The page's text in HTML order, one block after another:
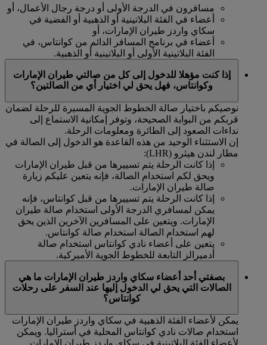
مسافرون في الدرجة الأولى أو درجة رجال الأعمال، أو
أعضاء في الفئة البلاتينية أو الذهبية أو الفضية في
سكاي واردز طيران الإمارات، أو
أعضاء في برنامج المسافر الدائم من كوانتاس، في
الفئة البلاتينية الأولى أو البلاتينية أو الذهبية.
إذا كنت مؤهلا للدخول إلى كل من صالتي طيران الإمارات
وكوانتاس، فهل يحق لي اختيار أي من الصالتين؟
نوصيكم باختيار صالة الخطوط الجوية المسيرة للرحلة لضمان
قربكم من البوابة الصحيحة، وتوفر إمكانية الاستماع إلى
نداءات الصعود إلى الطائرة ومعلومات الرحلة.
إن الاستثناء الوحيد من هذه القاعدة هو الدخول إلى الصالة في
مطار لندن هيثرو (LHR):
إذا كانت الرحلة يتم تسييرها من قبل طيران الإمارات
ويحق لكم استخدام الصالة، فإنه يتعين عليكم زيارة
صالة طيران الإمارات.
إذا كانت الرحلة يتم تسييرها من قبل كوانتاس، فإنه
يمكن لمسافري الدرجة الأولى استخدام صالة طيران
الإمارات. ويتعين على المسافرين الآخرين الذين يحق
لهم استخدام الصالة استخدام صالة كوانتاس.
يتعين على أعضاء نادي كوانتاس استخدام صالة
أدميرالز التابعة للخطوط الجوية الأميركية.
بصفتي أحد أعضاء سكاي واردز طيران الإمارات ما هي
الصالات التي يحق لي الدخول إليها عند السفر على رحلات
كوانتاس؟
يمكن لأعضاء الفئة الذهبية في سكاي واردز طيران الإمارات
استخدام صالات نادي كوانتاس المحلية في أستراليا. ويمكن